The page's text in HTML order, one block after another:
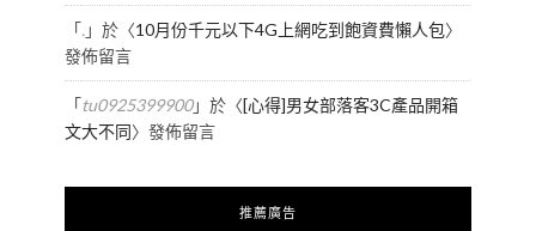
「.」於〈10月份千元以下4G上網吃到飽資費懶人包〉
發佈留言
「tu0925399900」於〈[心得]男女部落客3C產品開箱
文大不同〉發佈留言
推薦廣告